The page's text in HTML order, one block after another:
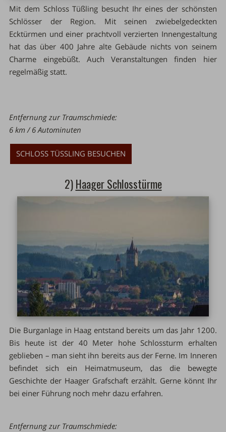
Mit dem Schloss Tüßling besucht Ihr eines der schönsten
Schlösser der Region. Mit seinen zwiebelgedeckten
Ecktürmen und einer prachtvoll verzierten Innengestaltung
hat das über 400 Jahre alte Gebäude nichts von seinem
Charme eingebüßt. Auch Veranstaltungen finden hier
regelmäßig statt.
Entfernung zur Traumschmiede:
6 km / 6 Autominuten
SCHLOSS TÜSSLING BESUCHEN
2)Haager Schlosstürme
Die Burganlage in Haag entstand bereits um das Jahr 1200.
Bis heute ist der 40 Meter hohe Schlossturm erhalten
geblieben – man sieht ihn bereits aus der Ferne. Im Inneren
befindet sich ein Heimatmuseum, das die bewegte
Geschichte der Haager Grafschaft erzählt. Gerne könnt Ihr
bei einer Führung noch mehr dazu erfahren.
Entfernung zur Traumschmiede: